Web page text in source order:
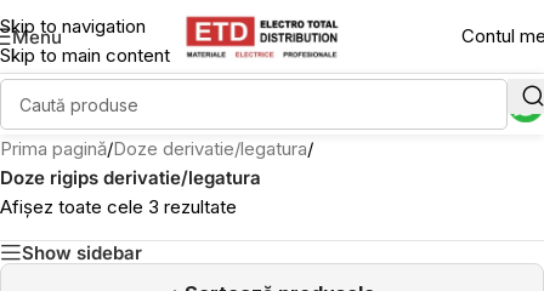
Skip to navigation
Skip to main content
Menu Contul
Prima pagină/Doze derivatie/legatura/
Doze rigips derivatie/legatura
Afișez toate cele 3 rezultate
Show sidebar